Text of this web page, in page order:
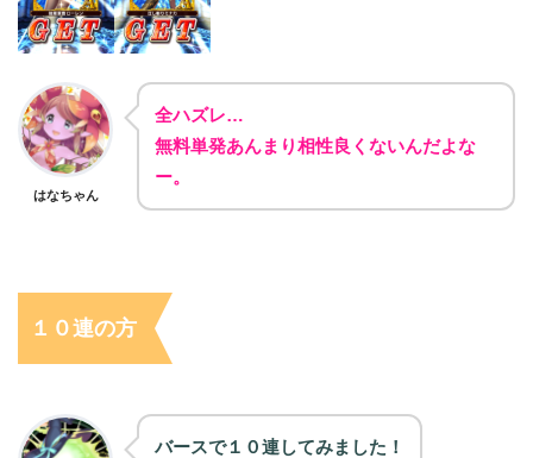
はなちゃん
全ハズレ…
無料単発あんまり相性良くないんだよな
ー。
１０連の方
バースで１０連してみました！